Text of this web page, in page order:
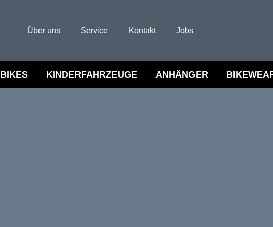
Über uns Service Kontakt Jobs
BIKES KINDERFAHRZEUGE ANHÄNGER